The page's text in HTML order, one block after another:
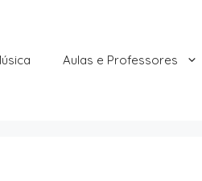
Aulas e Professores